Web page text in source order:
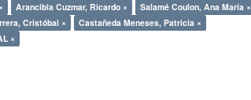
Arancibia Cuzmar, Ricardo ×
Salamé Coulon, Ana María ×
Cristóbal ×
Castañeda Meneses, Patricia ×
×